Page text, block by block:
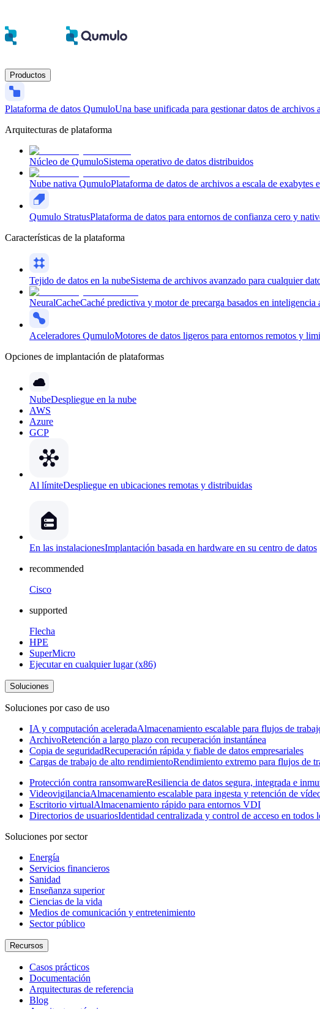
Productos
Plataforma de datos QumuloUna base unificada para gestionar datos de archivos
Arquitecturas de plataforma
Núcleo de QumuloSistema operativo de datos distribuidos
Nube nativa QumuloPlataforma de datos de archivos a escala de exabytes
Qumulo StratusPlataforma de datos para entornos de confianza cero y
Características de la plataforma
Tejido de datos en la nubeSistema de archivos avanzado para cualquier
NeuralCacheCaché predictiva y motor de precarga basados en inteligencia
Aceleradores QumuloMotores de datos ligeros para entornos remotos y
Opciones de implantación de plataformas
NubeDespliegue en la nube
AWS
Azure
GCP
Al límiteDespliegue en ubicaciones remotas y distribuidas
En las instalacionesImplantación basada en hardware en su centro de datos
recommended
Cisco
supported
Flecha
HPE
SuperMicro
Ejecutar en cualquier lugar (x86)
Soluciones
Soluciones por caso de uso
IA y computación aceleradaAlmacenamiento escalable para flujos de
ArchivoRetención a largo plazo con recuperación instantánea
Copia de seguridadRecuperación rápida y fiable de datos empresariales
Cargas de trabajo de alto rendimientoRendimiento extremo para flujos de
Protección contra ransomwareResiliencia de datos segura, integrada e
VideovigilanciaAlmacenamiento escalable para ingesta y retención de
Escritorio virtualAlmacenamiento rápido para entornos VDI
Directorios de usuariosIdentidad centralizada y control de acceso en todos
Soluciones por sector
Energía
Servicios financieros
Sanidad
Enseñanza superior
Ciencias de la vida
Medios de comunicación y entretenimiento
Sector público
Recursos
Casos prácticos
Documentación
Arquitecturas de referencia
Blog